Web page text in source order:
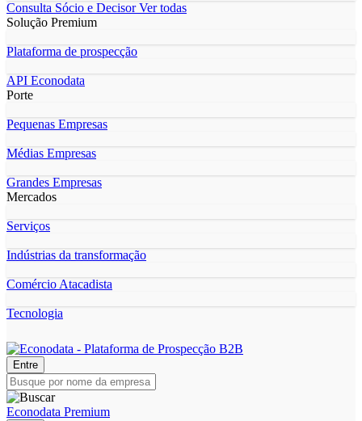
Consulta Sócio e DecisorVer todas
Solução Premium
Plataforma de prospecção
API Econodata
Porte
Pequenas Empresas
Médias Empresas
Grandes Empresas
Mercados
Serviços
Indústrias da transformação
Comércio Atacadista
Tecnologia
Entre
Econodata Premium